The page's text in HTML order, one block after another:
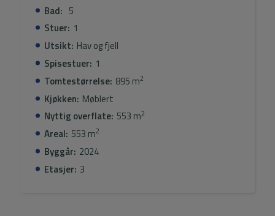
Bad: 5
Stuer: 1
Utsikt: Hav og fjell
Spisestuer: 1
Tomtestørrelse: 895 m2
Kjøkken: Møblert
Nyttig overflate: 553 m2
Areal: 553 m2
Byggår: 2024
Etasjer: 3